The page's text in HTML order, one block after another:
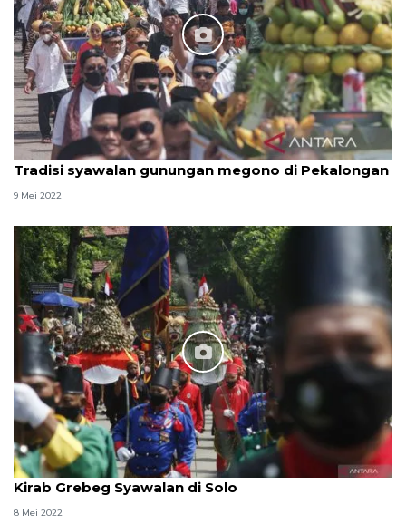
Tradisi syawalan gunungan megono di Pekalongan
9 Mei 2022
Kirab Grebeg Syawalan di Solo
8 Mei 2022